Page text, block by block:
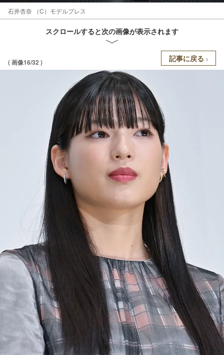
石井杏奈 （C）モデルプレス
スクロールすると次の画像が表示されます
( 画像16/32 ) 記事に戻る